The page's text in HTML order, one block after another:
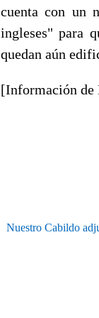
cuenta con un
ingleses" para
quedan aún
[Información de
Nuestro Cabildo